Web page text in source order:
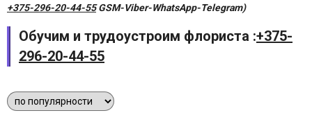
+375-296-20-44-55GSM-Viber-WhatsApp-Telegram)
Обучим и трудоустроим флориста :+375-
296-20-44-55